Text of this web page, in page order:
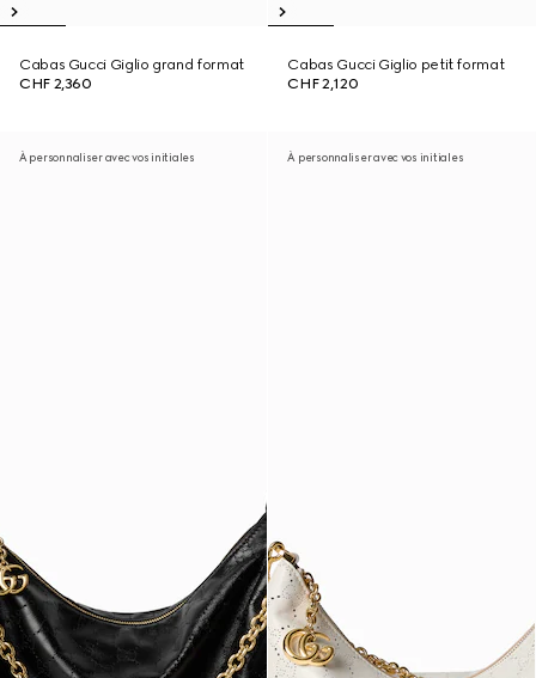
Cabas Gucci Giglio grand format
CHF 2,360
Cabas Gucci Giglio petit format
CHF 2,120
À personnaliser avec vos initiales À personnaliser avec vos initiales